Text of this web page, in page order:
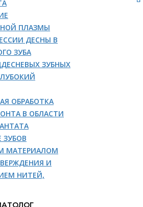
ПЛАЗМЫ
ДЕСНЫ В
ЗУБА
ЗУБНЫХ
ОБРАБОТКА
В ОБЛАСТИ
МАТЕРИАЛОМ
И
НИТЕЙ,